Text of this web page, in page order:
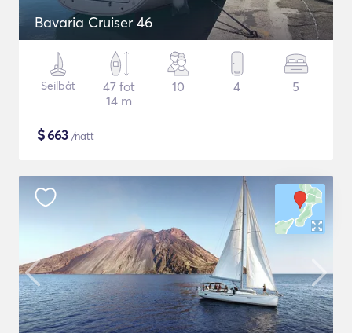
Bavaria Cruiser 46
Seilbåt
47 fot
14 m
10 4 5
$663 /natt